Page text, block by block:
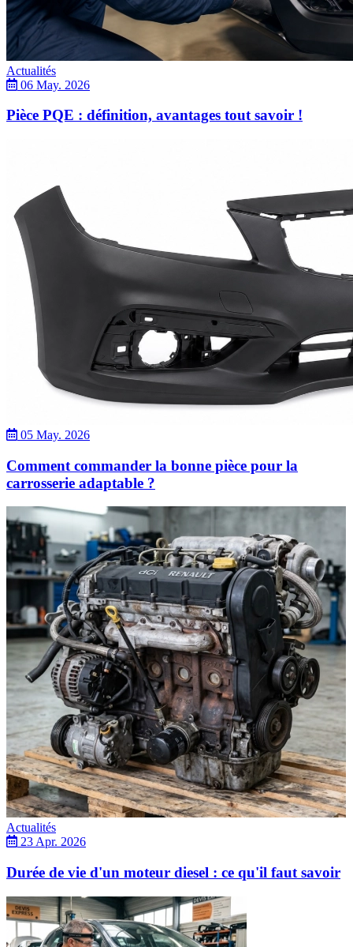
Actualités
06 May. 2026
Pièce PQE : définition, avantages tout savoir !
05 May. 2026
Comment commander la bonne pièce pour la
carrosserie adaptable ?
Actualités
23 Apr. 2026
Durée de vie d'un moteur diesel : ce qu'il faut savoir